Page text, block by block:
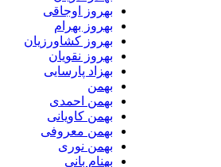
بهروز اوجاقی
بهروز بهرام
بهروز کشاورزیان
بهروز نقویان
بهزاد پارسایی
بهمن
بهمن احمدی
بهمن کاویانی
بهمن معروفی
بهمن نوری
بهنام بانی